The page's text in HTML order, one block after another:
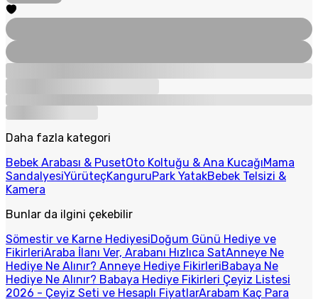
Daha fazla kategori
Bebek Arabası & PusetOto Koltuğu & Ana KucağıMama
SandalyesiYürüteçKanguruPark YatakBebek Telsizi &
Kamera
Bunlar da ilgini çekebilir
Sömestir ve Karne HediyesiDoğum Günü Hediye ve
FikirleriAraba İlanı Ver, Arabanı Hızlıca SatAnneye Ne
Hediye Ne Alınır? Anneye Hediye FikirleriBabaya Ne
Hediye Ne Alınır? Babaya Hediye Fikirleri Çeyiz Listesi
2026 - Çeyiz Seti ve Hesaplı FiyatlarArabam Kaç Para